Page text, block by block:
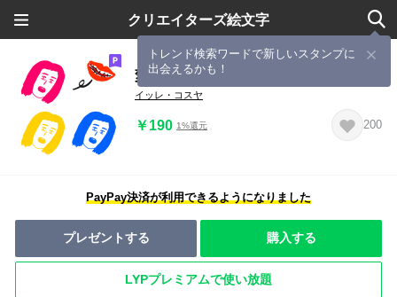
クリエイターズ絵文字
トレンド検索ワードで新しいスタンプに
出会えるかも！
変な絵文字❤️❤️❤️❤️❤️❤️❤️❤️❤️❤️
イッレ・コスヤ
￥190 1%還元 200
PayPay決済が利用できるようになりました
プレゼントする 購入する
LYPプレミアムで使い放題